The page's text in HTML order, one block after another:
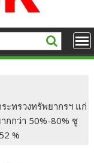
ะทรวงทรัพยากรฯ แก่
กกว่า 50%-80% ชู
%